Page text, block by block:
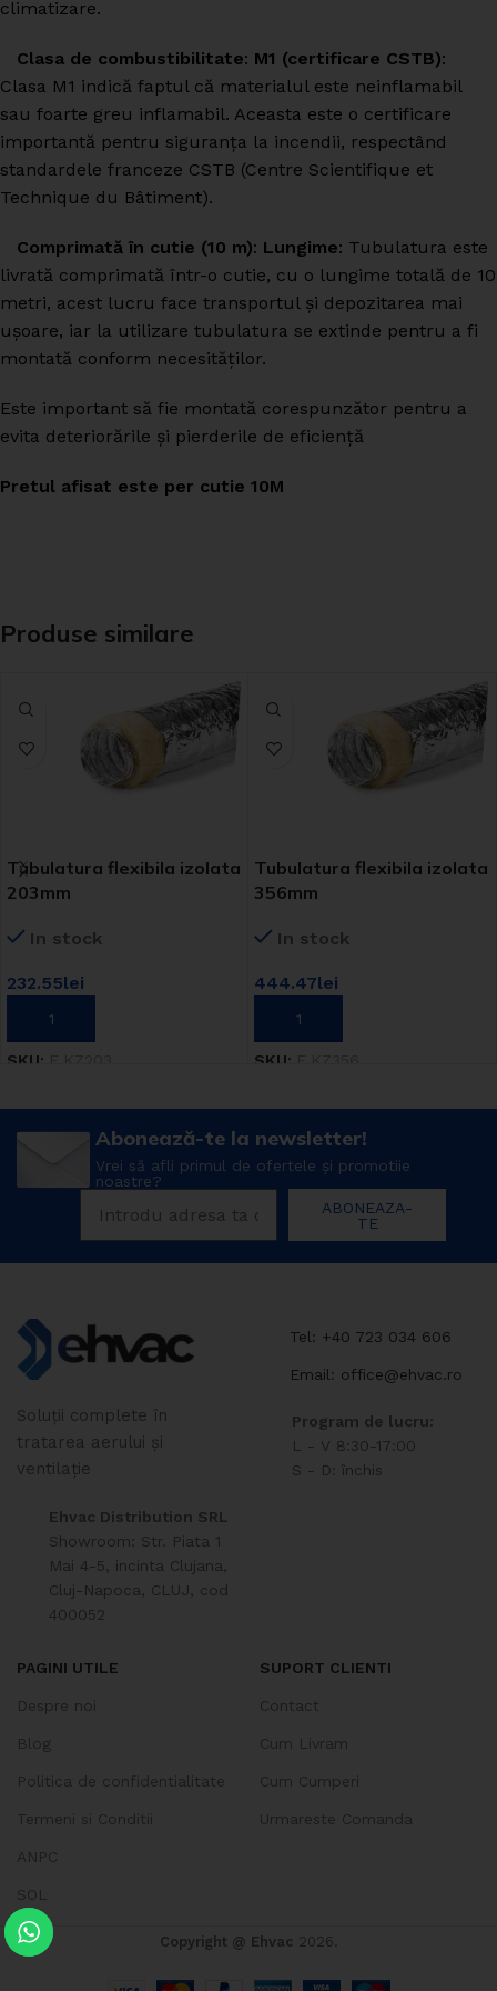
climatizare.
Clasa de combustibilitate: M1 (certificare CSTB):
Clasa M1 indică faptul că materialul este neinflamabil
sau foarte greu inflamabil. Aceasta este o certificare
importantă pentru siguranța la incendii, respectând
standardele franceze CSTB (Centre Scientifique et
Technique du Bâtiment).
Comprimată în cutie (10 m): Lungime: Tubulatura este
livrată comprimată într-o cutie, cu o lungime totală de 10
metri, acest lucru face transportul și depozitarea mai
ușoare, iar la utilizare tubulatura se extinde pentru a fi
montată conform necesităților.
Este important să fie montată corespunzător pentru a
evita deteriorările și pierderile de eficiență
Pretul afisat este per cutie 10M
Produse similare
Tubulatura flexibila izolata
203mm
In stock
232.55lei
ADAUGĂ ÎN COȘ
SKU:
Tubulatura flexibila izolata
356mm
In stock
444.47lei
ADAUGĂ ÎN COȘ
SKU:
Abonează-te la newsletter!
Vrei să afli primul de ofertele și promotiie
noastre?
ABONEAZA-
TE
Soluții complete în
tratarea aerului și
ventilație
Ehvac Distribution SRL
Showroom: Str. Piata 1
Mai 4-5, incinta Clujana,
Cluj-Napoca, CLUJ, cod
400052
Tel: +40 723 034 606
Email: office@ehvac.ro
Program de lucru:
L - V 8:30-17:00
S - D: închis
PAGINI UTILE
Despre noi
Blog
Politica de confidentialitate
Termeni si Conditii
ANPC
SOL
SUPORT CLIENTI
Contact
Cum Livram
Cum Cumperi
Urmareste Comanda
Copyright @ Ehvac 2026.